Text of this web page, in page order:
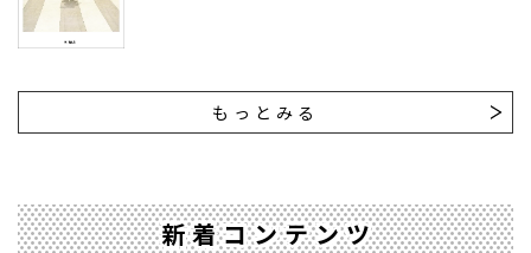
もっとみる
新着コンテンツ